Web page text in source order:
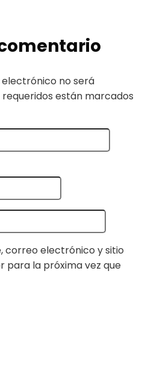
no será
requeridos están marcados
correo electrónico y sitio
para la próxima vez que